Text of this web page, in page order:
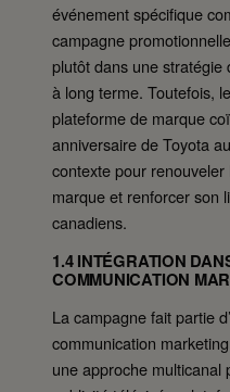
événement spécifique
campagne
plutôt dans une
à long terme. Toutefois,
plateforme de marque
anniversaire de Toyota
contexte pour
marque et renforcer son
canadiens.
1.4 INTÉGRATION
COMMUNICATION
La campagne fait partie
communication
une approche multicanal